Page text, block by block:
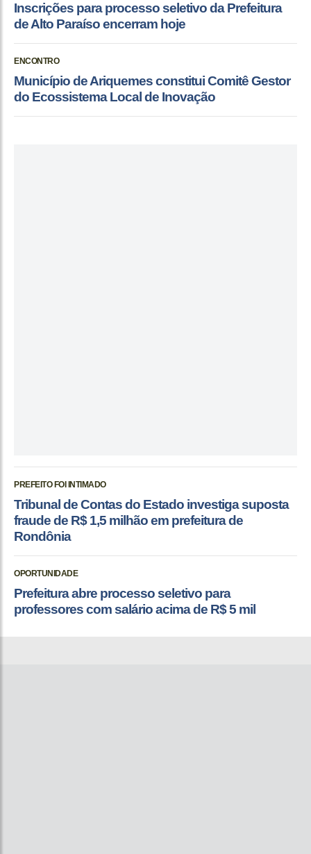
Inscrições para processo seletivo da Prefeitura
de Alto Paraíso encerram hoje
ENCONTRO
Município de Ariquemes constitui Comitê Gestor
do Ecossistema Local de Inovação
PREFEITO FOI INTIMADO
Tribunal de Contas do Estado investiga suposta
fraude de R$ 1,5 milhão em prefeitura de
Rondônia
OPORTUNIDADE
Prefeitura abre processo seletivo para
professores com salário acima de R$ 5 mil